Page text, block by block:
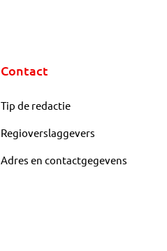
Contact
Tip de redactie
Regioverslaggevers
Adres en contactgegevens